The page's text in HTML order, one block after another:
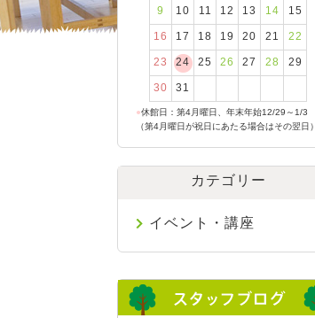
9 10 11 12 13 14 15
16 17 18 19 20 21 22
23 24 25 26 27 28 29
30 31
●休館日：第4月曜日、年末年始12/29～1/3
（第4月曜日が祝日にあたる場合はその翌日）
カテゴリー
イベント・講座